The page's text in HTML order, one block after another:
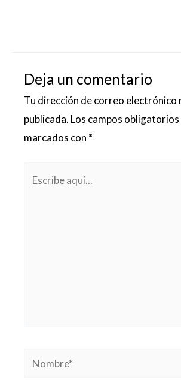
Deja un comentario
Tu dirección de correo electrónico
publicada. Los campos obligatorios
marcados con *
Nombre*